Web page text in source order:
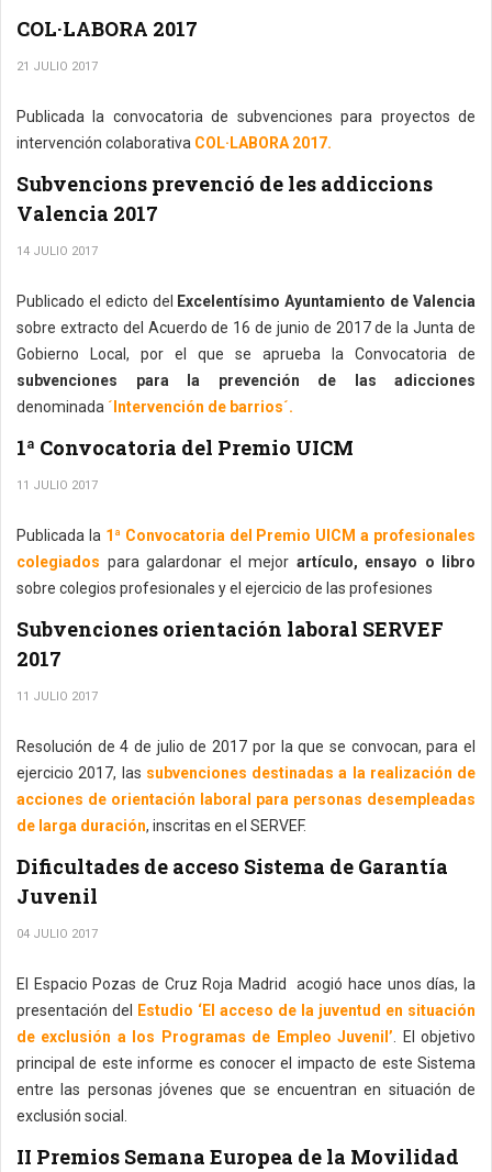
COL·LABORA 2017
21 JULIO 2017
Publicada la convocatoria de subvenciones para proyectos de
intervención colaborativa COL·LABORA 2017.
Subvencions prevenció de les addiccions
Valencia 2017
14 JULIO 2017
Publicado el edicto del
Excelentísimo Ayuntamiento de Valencia
sobre extracto del Acuerdo de 16 de junio de 2017 de la Junta de
Gobierno Local, por el que se aprueba la Convocatoria de
subvenciones para la prevención de las adicciones
denominada ´Intervención de barrios´.
1ª Convocatoria del Premio UICM
11 JULIO 2017
Publicada la 1ª Convocatoria del Premio UICM a profesionales
colegiados para galardonar el mejor artículo, ensayo o libro
sobre colegios profesionales y el ejercicio de las profesiones
Subvenciones orientación laboral SERVEF
2017
11 JULIO 2017
Resolución de 4 de julio de 2017 por la que se convocan, para el
ejercicio 2017, las subvenciones destinadas a la realización de
acciones de orientación laboral para personas desempleadas
de larga duración, inscritas en el SERVEF.
Dificultades de acceso Sistema de Garantía
Juvenil
04 JULIO 2017
El Espacio Pozas de Cruz Roja Madrid acogió hace unos días, la
presentación del
Estudio ‘El acceso de la juventud en situación
de exclusión a los Programas de Empleo Juvenil’ . El objetivo
principal de este informe es conocer el impacto de este Sistema
entre las personas jóvenes que se encuentran en situación de
exclusión social.
II Premios Semana Europea de la Movilidad